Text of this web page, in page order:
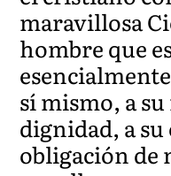
maravillosa
hombre que
sí mismo, a
dignidad, a
obligación de